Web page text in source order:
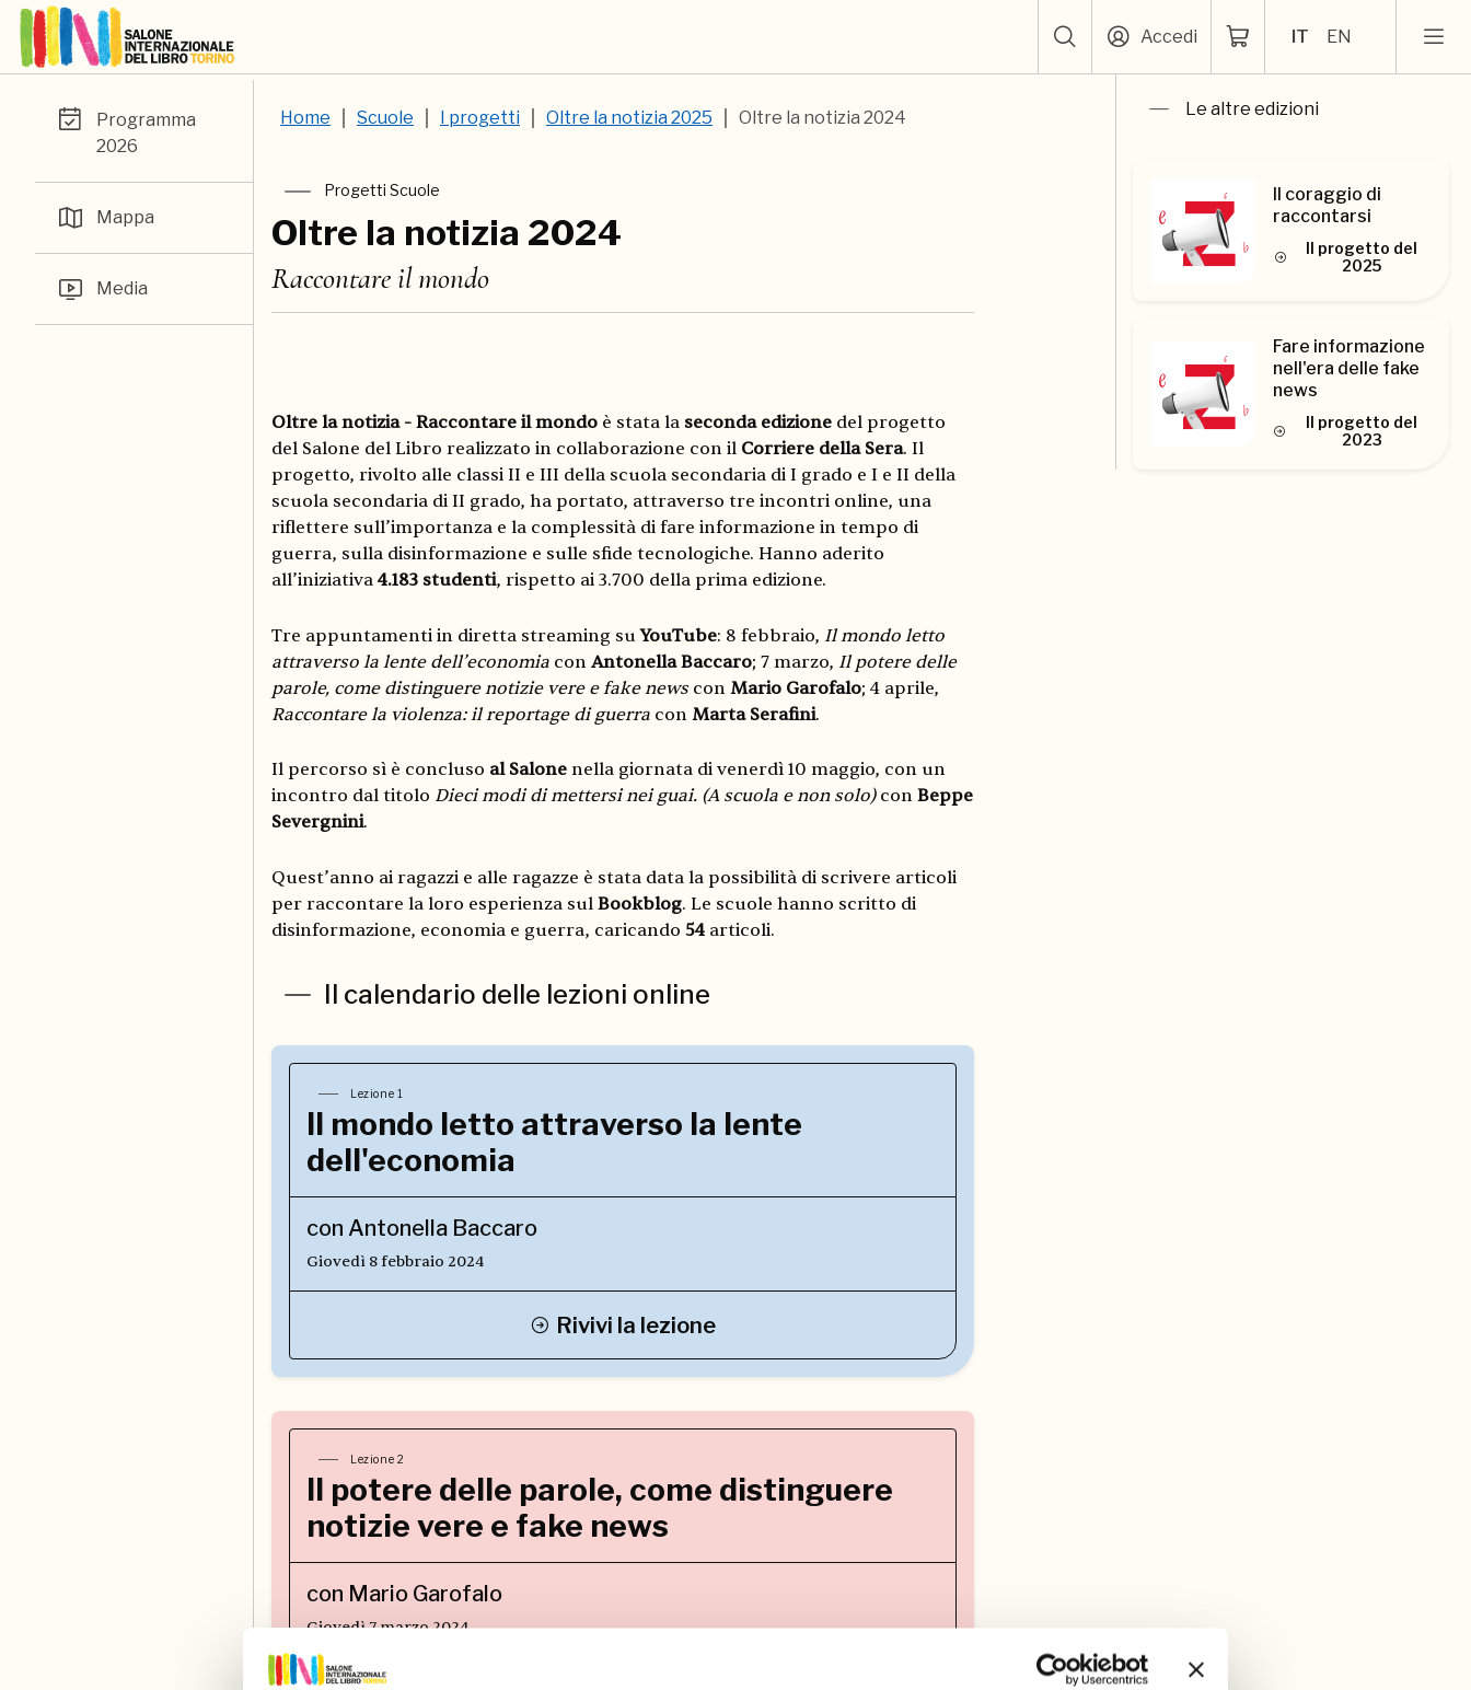
Accedi IT EN
Programma
2026
Mappa
Media
Home Scuole I progetti Oltre la notizia 2025 Oltre la notizia 2024
Progetti Scuole
Oltre la notizia 2024
Raccontare il mondo
Oltre la notizia - Raccontare il mondo è stata la seconda edizione del progetto
del Salone del Libro realizzato in collaborazione con il Corriere della Sera. Il
progetto, rivolto alle classi II e III della scuola secondaria di I grado e I e II della
scuola secondaria di II grado, ha portato, attraverso tre incontri online, una
riflettere sull’importanza e la complessità di fare informazione in tempo di
guerra, sulla disinformazione e sulle sfide tecnologiche. Hanno aderito
all’iniziativa 4.183 studenti, rispetto ai 3.700 della prima edizione.
Tre appuntamenti in diretta streaming suYouTube: 8 febbraio, Il mondo letto
attraverso la lente dell’economia con Antonella Baccaro; 7 marzo, Il potere delle
parole, come distinguere notizie vere e fake newscon Mario Garofalo; 4 aprile,
Raccontare la violenza: il reportage di guerra con Marta Serafini.
Il percorso sì è concluso al Salone nella giornata di venerdì 10 maggio, con un
incontro dal titolo Dieci modi di mettersi nei guai. (A scuola e non solo)con Beppe
Severgnini.
Quest’anno ai ragazzi e alle ragazze è stata data la possibilità di scrivere articoli
per raccontare la loro esperienza sul Bookblog. Le scuole hanno scritto di
disinformazione, economia e guerra, caricando 54 articoli.
Il calendario delle lezioni online
Lezione 1
Il mondo letto attraverso la lente
dell'economia
con Antonella Baccaro
Giovedì 8 febbraio 2024
Rivivi la lezione
Lezione 2
Il potere delle parole, come distinguere
notizie vere e fake news
con Mario Garofalo
Giovedì 7 marzo 2024
Le altre edizioni
Il coraggio di
raccontarsi
Il progetto del
2025
Fare informazione
nell'era delle fake
news
Il progetto del
2023